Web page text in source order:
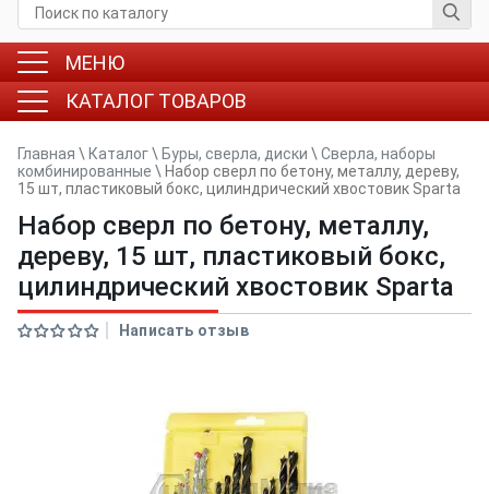
МЕНЮ
КАТАЛОГ ТОВАРОВ
Главная \ Каталог\ Буры, сверла, диски \ Сверла, наборы
комбинированные \ Набор сверл по бетону, металлу, дереву,
15 шт, пластиковый бокс, цилиндрический хвостовик Sparta
Набор сверл по бетону, металлу,
дереву, 15 шт, пластиковый бокс,
цилиндрический хвостовик Sparta
Написать отзыв